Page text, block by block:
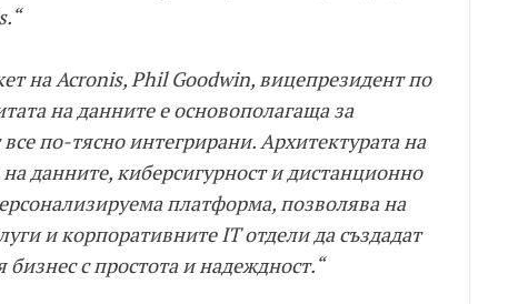
на Acronis, Phil Goodwin, вицепрезидент по
на данните е основополагаща за
все по-тясно интегрирани. Архитектурата на
данните, киберсигурност и дистанционно
платформа, позволява на
и корпоративните IT отдели да създадат
с простота и надеждност.“